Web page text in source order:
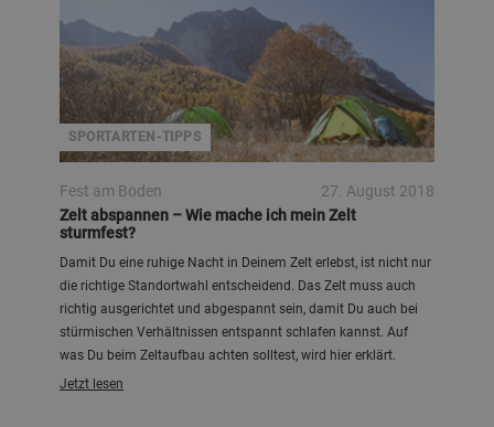
SPORTARTEN-TIPPS
Fest am Boden
27. August 2018
Zelt abspannen – Wie mache ich mein Zelt
sturmfest?
Damit Du eine ruhige Nacht in Deinem Zelt erlebst, ist nicht nur
die richtige Standortwahl entscheidend. Das Zelt muss auch
richtig ausgerichtet und abgespannt sein, damit Du auch bei
stürmischen Verhältnissen entspannt schlafen kannst. Auf
was Du beim Zeltaufbau achten solltest, wird hier erklärt.
Jetzt lesen